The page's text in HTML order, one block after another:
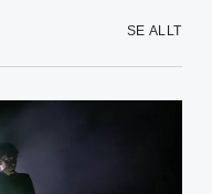
SE ALLT